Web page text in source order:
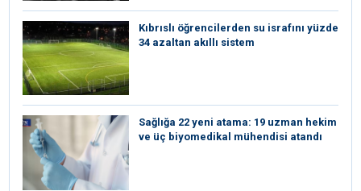
Kıbrıslı öğrencilerden su israfını yüzde
34 azaltan akıllı sistem
Sağlığa 22 yeni atama: 19 uzman hekim
ve üç biyomedikal mühendisi atandı